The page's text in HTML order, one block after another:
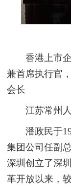
香港上市
兼首席执行官
会长
江苏常州人
潘政民于
集团公司任副
深圳创立了深
革开放以来，